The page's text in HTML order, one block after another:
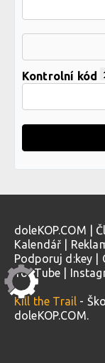
Kontrolní kód
doleKOP.COM
Kalendář
Podporuj d:key
YouTube
Kill the Trail -
doleKOP.COM.